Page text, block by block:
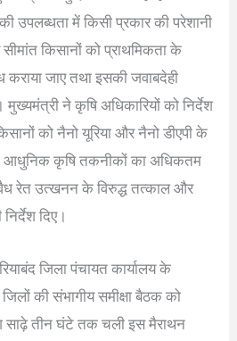
उपलब्धता में किसी प्रकार की परेशानी
किसानों को प्राथमिकता के
जाए तथा इसकी जवाबदेही
ने कृषि अधिकारियों को निर्देश
को नैनो यूरिया और नैनो डीएपी के
आधुनिक कृषि तकनीकों का अधिकतम
रेत उत्खनन के विरुद्ध तत्काल और
दिए।
जिला पंचायत कार्यालय के
की संभागीय समीक्षा बैठक को
तीन घंटे तक चली इस मैराथन